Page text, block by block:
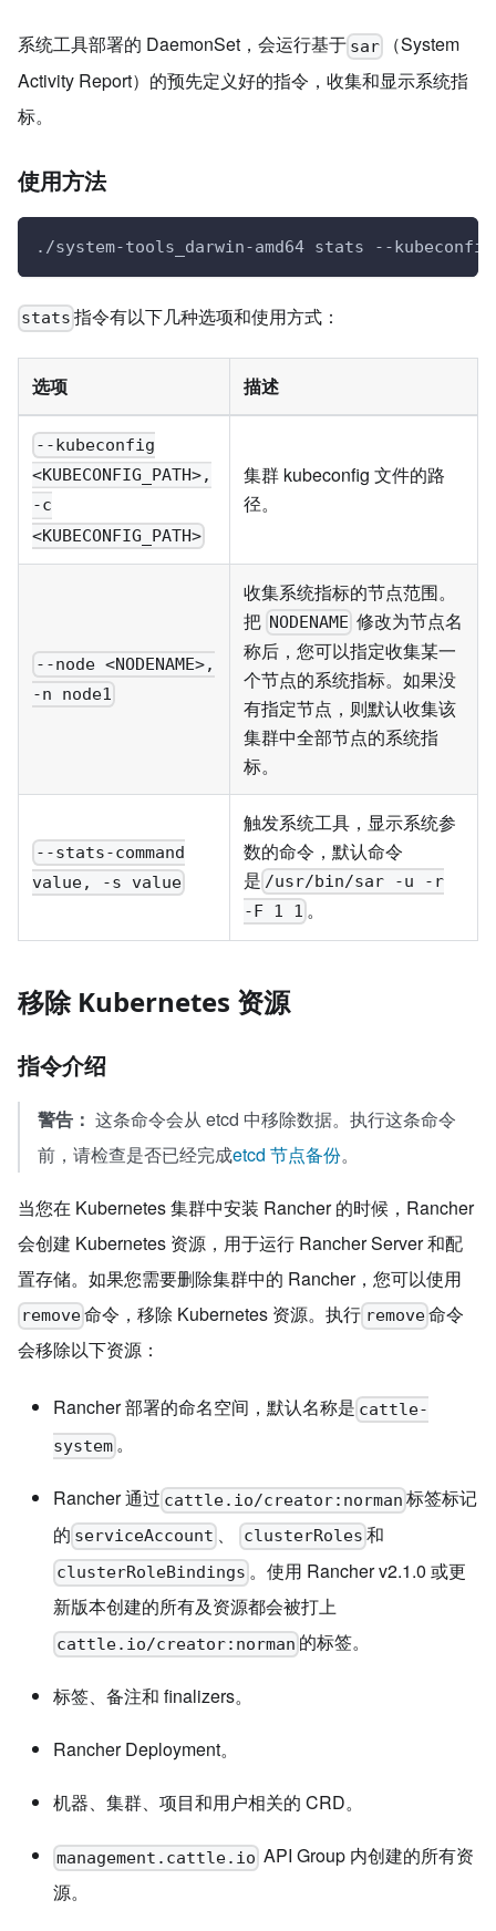
系统工具部署的 DaemonSet，会运行基于 sar
（System
Activity Report）的预先定义好的指令，收集和显示系统指
标。
使用方法
./system-tools_darwin-amd64 stats --
stats 指令有以下几种选项和使用方式：
选项 描述
--kubeconfig
<KUBECONFIG_PATH>,
-c
<KUBECONFIG_PATH>
集群 kubeconfig 文件的路
径。
--node <NODENAME>,
-n node1
收集系统指标的节点范围。
把 NODENAME 修改为节点名
称后，您可以指定收集某一
个节点的系统指标。如果没
有指定节点，则默认收集该
集群中全部节点的系统指
标。
--stats-command
value, -s value
触发系统工具，显示系统参
数的命令，默认命令
是 /usr/bin/sar -u -r
-F 1 1 。
移除 Kubernetes 资源
指令介绍
警告： 这条命令会从 etcd 中移除数据。执行这条命令
前，请检查是否已经完成etcd 节点备份。
当您在 Kubernetes 集群中安装 Rancher 的时候，Rancher
会创建 Kubernetes 资源，用于运行 Rancher Server 和配
置存储。如果您需要删除集群中的 Rancher，您可以使用
remove命令，移除 Kubernetes 资源。执行 remove命令
会移除以下资源：
Rancher 部署的命名空间，默认名称是 cattle-
system 。
Rancher 通过 cattle.io/creator:norman 标签标记
的 serviceAccount 、 clusterRoles 和
clusterRoleBindings 。使用 Rancher v2.1.0 或更
新版本创建的所有及资源都会被打上
cattle.io/creator:norman 的标签。
标签、备注和 finalizers。
Rancher Deployment。
机器、集群、项目和用户相关的 CRD。
management.cattle.io API Group 内创建的所有资
源。